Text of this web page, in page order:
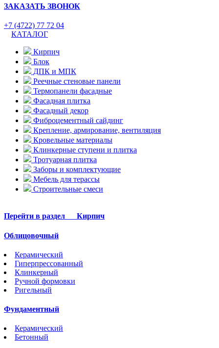
ЗАКАЗАТЬ ЗВОНОК
+7 (4722) 77 72 04
КАТАЛОГ
Кирпич
Блок
ДПК и МПК
Реечные стеновые панели
Термопанели фасадные
Фасадная плитка
Фасадный декор
Фиброцементный сайдинг
Крепление, армирование, вентиляция
Кровельные материалы
Клинкерные ступени и плитка
Тротуарная плитка
Заборы и комплектующие
Мебель для терассы
Строительные смеси
Перейти в раздел Кирпич
Облицовочный
Керамический
Гиперпрессованный
Клинкерный
Ручной формовки
Ригельный
Фундаментный
Керамический
Бетонный